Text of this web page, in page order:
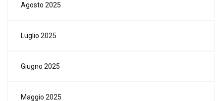
Agosto 2025
Luglio 2025
Giugno 2025
Maggio 2025